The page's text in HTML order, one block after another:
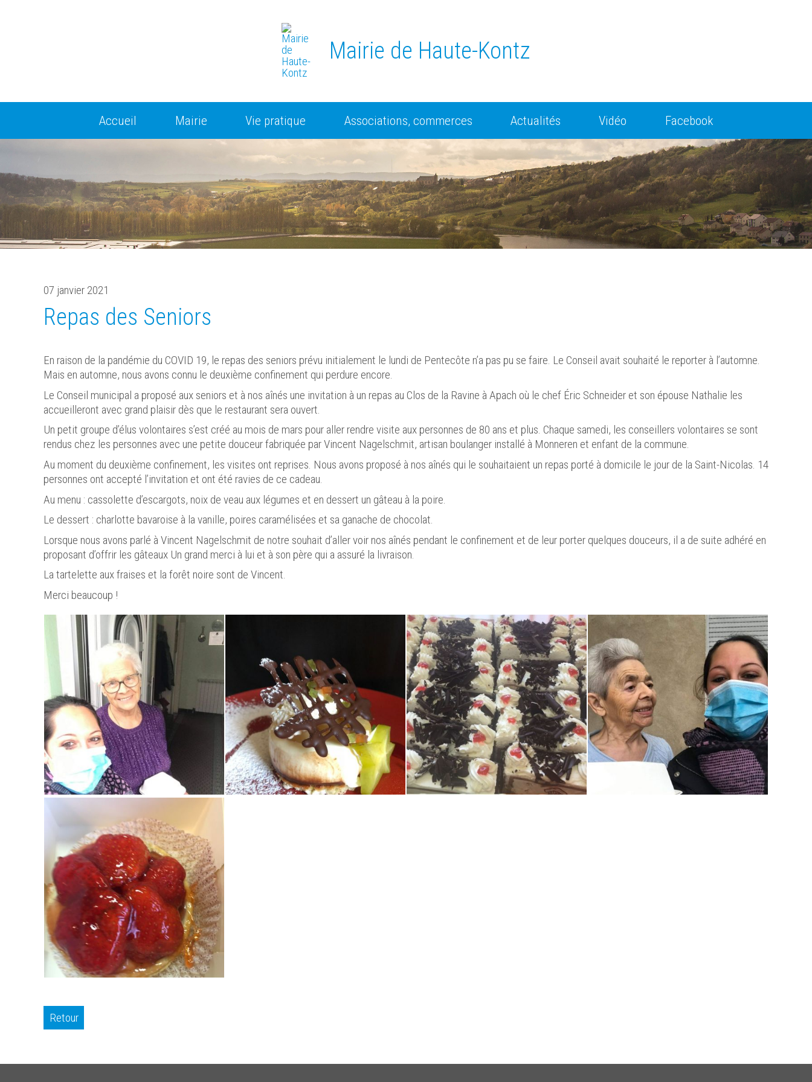
Mairie de Haute-Kontz
Accueil Mairie Vie pratique Associations, commerces Actualités Vidéo Facebook
07 janvier 2021
Repas des Seniors
En raison de la pandémie du COVID 19, le repas des seniors prévu initialement le lundi de Pentecôte n’a pas pu se faire. Le Conseil avait souhaité le reporter à l’automne.
Mais en automne, nous avons connu le deuxième confinement qui perdure encore.
Le Conseil municipal a proposé aux seniors et à nos aînés une invitation à un repas au Clos de la Ravine à Apach où le chef Éric Schneider et son épouse Nathalie les
accueilleront avec grand plaisir dès que le restaurant sera ouvert.
Un petit groupe d’élus volontaires s’est créé au mois de mars pour aller rendre visite aux personnes de 80 ans et plus. Chaque samedi, les conseillers volontaires se sont
rendus chez les personnes avec une petite douceur fabriquée par Vincent Nagelschmit, artisan boulanger installé à Monneren et enfant de la commune.
Au moment du deuxième confinement, les visites ont reprises. Nous avons proposé à nos aînés qui le souhaitaient un repas porté à domicile le jour de la Saint-Nicolas. 14
personnes ont accepté l’invitation et ont été ravies de ce cadeau.
Au menu : cassolette d’escargots, noix de veau aux légumes et en dessert un gâteau à la poire.
Le dessert : charlotte bavaroise à la vanille, poires caramélisées et sa ganache de chocolat.
Lorsque nous avons parlé à Vincent Nagelschmit de notre souhait d’aller voir nos aînés pendant le confinement et de leur porter quelques douceurs, il a de suite adhéré en
proposant d’offrir les gâteaux Un grand merci à lui et à son père qui a assuré la livraison.
La tartelette aux fraises et la forêt noire sont de Vincent.
Merci beaucoup !
Retour